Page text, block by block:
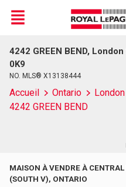
Live
En Direct
Menu
4242 GREEN BEND,
0K9
NO. MLS® X13138444
Accueil Ontario
4242 GREEN BEND
MAISON À VENDRE À
(SOUTH V), ONTARIO